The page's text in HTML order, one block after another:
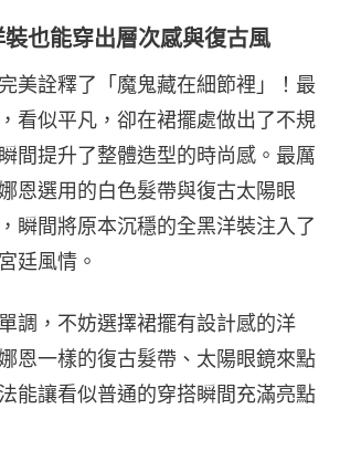
也能穿出層次感與復古風
美詮釋了「魔鬼藏在細節裡」！最
看似平凡，卻在裙擺處做出了不規
間提升了整體造型的時尚感。最厲
恩選用的白色髮帶與復古太陽眼
瞬間將原本沉穩的全黑洋裝注入了
廷風情。
調，不妨選擇裙擺有設計感的洋
恩一樣的復古髮帶、太陽眼鏡來點
能讓看似普通的穿搭瞬間充滿亮點